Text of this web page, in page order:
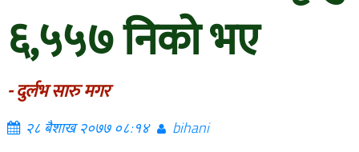
६,५५७ निको भए
- दुर्लभ सारु मगर
२८ बैशाख २०७७ ०८:१४ bihani